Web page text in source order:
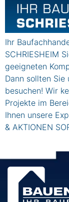
Ihr
SCHRIESHEIM
geeigneten
Dann sollten Sie
besuchen! Wir
Projekte im
Ihnen unsere
& AKTIONEN